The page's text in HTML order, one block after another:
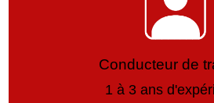
Conducteur de
1 à 3 ans